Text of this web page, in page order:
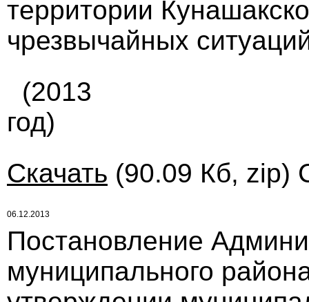
территории
чрезвычайных
(2013
год)
Скачать (90.09 Кб, zip)
06.12.2013
Постановление
муниципального